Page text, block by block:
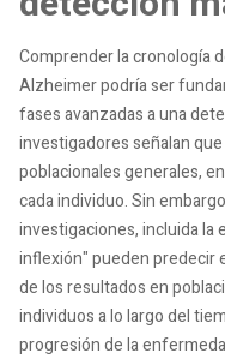
Comprender la cronología
Alzheimer podría ser
fases avanzadas a una
investigadores señalan
poblacionales generales,
cada individuo. Sin
investigaciones, incluida la
inflexión" pueden predecir
de los resultados en
individuos a lo largo del
progresión de la